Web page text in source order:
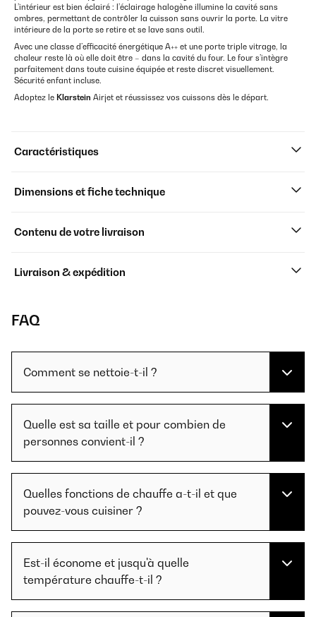
L’intérieur est bien éclairé : l’éclairage halogène illumine la cavité sans
ombres, permettant de contrôler la cuisson sans ouvrir la porte. La vitre
intérieure de la porte se retire et se lave sans outil.
Avec une classe d’efficacité énergétique A++ et une porte triple vitrage, la
chaleur reste là où elle doit être – dans la cavité du four. Le four s’intègre
parfaitement dans toute cuisine équipée et reste discret visuellement.
Sécurité enfant incluse.
Adoptez le Klarstein Airjet et réussissez vos cuissons dès le départ.
Caractéristiques
Dimensions et fiche technique
Contenu de votre livraison
Livraison & expédition
FAQ
Comment se nettoie-t-il ?
Quelle est sa taille et pour combien de
personnes convient-il ?
Quelles fonctions de chauffe a-t-il et que
pouvez-vous cuisiner ?
Est-il économe et jusqu'à quelle
température chauffe-t-il ?